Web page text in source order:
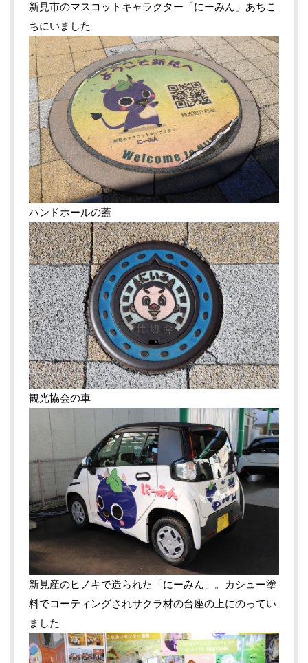
新見市のマスコットキャラクター「にーみん」あちこ
ちにいました
ハンドホールの蓋
観光協会の車
新見産のヒノキで造られた「にーみん」。カシュー塗
料でコーティングされサクラ材の台座の上にのってい
ました